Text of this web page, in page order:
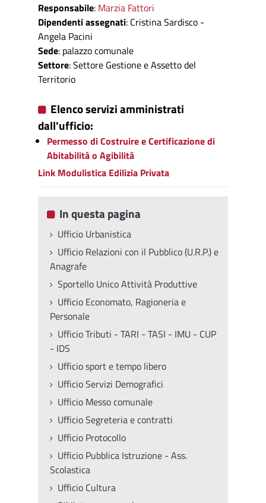
Responsabile: Marzia Fattori
Dipendenti assegnati: Cristina Sardisco -
Angela Pacini
Sede: palazzo comunale
Settore: Settore Gestione e Assetto del
Territorio
Elenco servizi amministrati
dall'ufficio:
Permesso di Costruire e Certificazione di
Abitabilità o Agibilità
Link Modulistica Edilizia Privata
In questa pagina
Ufficio Urbanistica
Ufficio Relazioni con il Pubblico (U.R.P.) e
Anagrafe
Sportello Unico Attività Produttive
Ufficio Economato, Ragioneria e
Personale
Ufficio Tributi - TARI - TASI - IMU - CUP
- IDS
Ufficio sport e tempo libero
Ufficio Servizi Demografici
Ufficio Messo comunale
Ufficio Segreteria e contratti
Ufficio Protocollo
Ufficio Pubblica Istruzione - Ass.
Scolastica
Ufficio Cultura